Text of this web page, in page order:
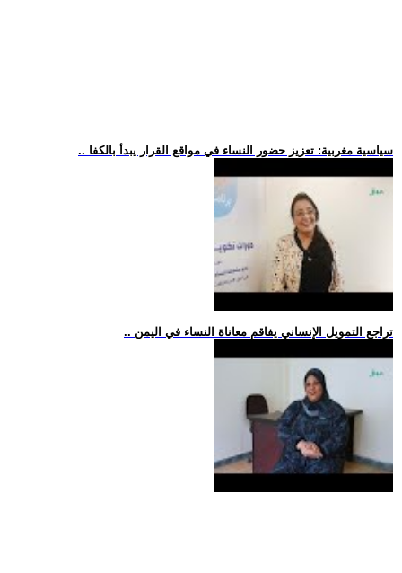
.. سياسية مغربية: تعزيز حضور النساء في مواقع القرار يبدأ بالكفا
.. تراجع التمويل الإنساني يفاقم معاناة النساء في اليمن